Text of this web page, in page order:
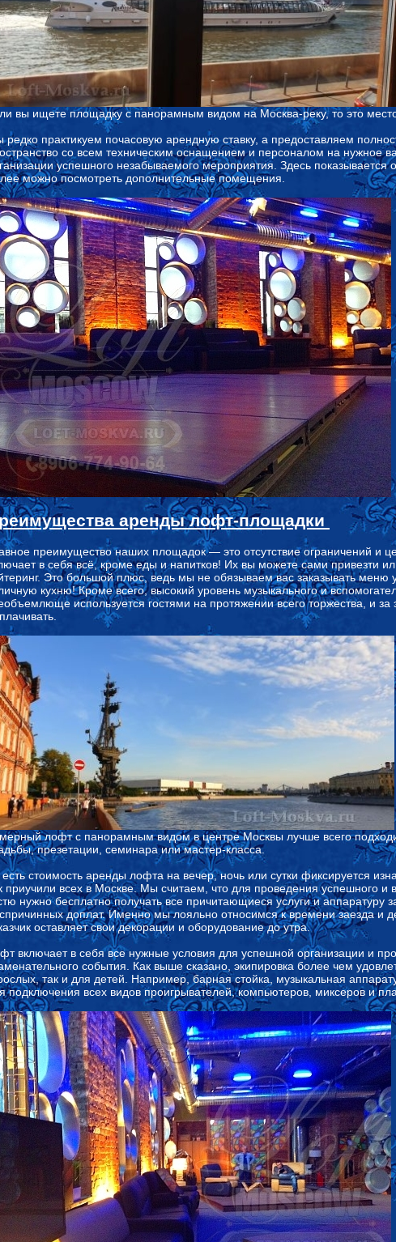
вы ищете площадку с панорамным видом на Москва-реку, то это
редко практикуем почасовую арендную ставку, а предоставляем
со всем техническим оснащением и персоналом на нужное
успешного незабываемого мероприятия. Здесь показывается
можно посмотреть дополнительные помещения.
аренды лофт-площадки
преимущество наших площадок — это отсутствие ограничений и
в себя всё, кроме еды и напитков! Их вы можете сами привезти
Это большой плюс, ведь мы не обязываем вас заказывать
кухню! Кроме всего, высокий уровень музыкального и
используется гостями на протяжении всего торжества, и за
лофт с панорамным видом в центре Москвы лучше всего
презетации, семинара или мастер-класса.
стоимость аренды лофта на вечер, ночь или сутки фиксируется
приучили всех в Москве. Мы считаем, что для проведения успешного и
нужно бесплатно получать все причитающиеся услуги и аппаратуру
доплат. Именно мы лояльно относимся к времени заезда и
оставляет свои декорации и оборудование до утра.
включает в себя все нужные условия для успешной организации и
события. Как выше сказано, экипировка более чем
так и для детей. Например, барная стойка, музыкальная
подключения всех видов проигрывателей, компьютеров, миксеров и